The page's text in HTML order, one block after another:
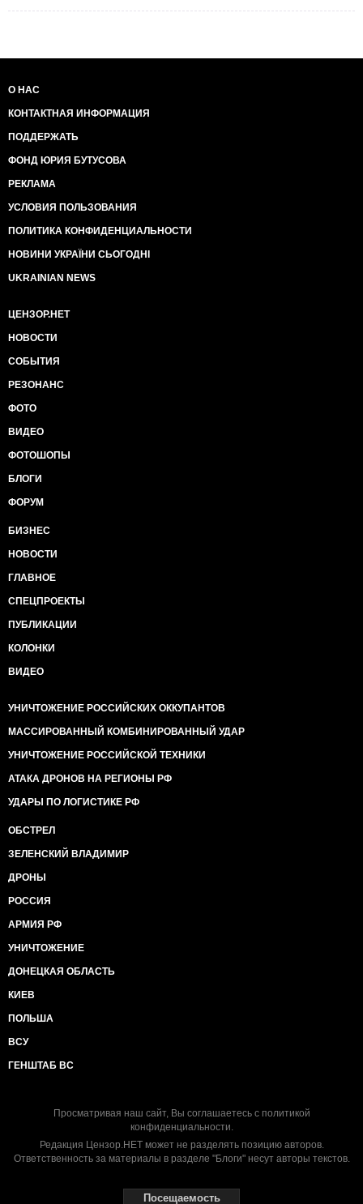
О НАС
КОНТАКТНАЯ ИНФОРМАЦИЯ
ПОДДЕРЖАТЬ
ФОНД ЮРИЯ БУТУСОВА
РЕКЛАМА
УСЛОВИЯ ПОЛЬЗОВАНИЯ
ПОЛИТИКА КОНФИДЕНЦИАЛЬНОСТИ
НОВИНИ УКРАЇНИ СЬОГОДНІ
UKRAINIAN NEWS
ЦЕНЗОР.НЕТ
НОВОСТИ
СОБЫТИЯ
РЕЗОНАНС
ФОТО
ВИДЕО
ФОТОШОПЫ
БЛОГИ
ФОРУМ
БИЗНЕС
НОВОСТИ
ГЛАВНОЕ
СПЕЦПРОЕКТЫ
ПУБЛИКАЦИИ
КОЛОНКИ
ВИДЕО
УНИЧТОЖЕНИЕ РОССИЙСКИХ ОККУПАНТОВ
МАССИРОВАННЫЙ КОМБИНИРОВАННЫЙ УДАР
УНИЧТОЖЕНИЕ РОССИЙСКОЙ ТЕХНИКИ
АТАКА ДРОНОВ НА РЕГИОНЫ РФ
УДАРЫ ПО ЛОГИСТИКЕ РФ
ОБСТРЕЛ
ЗЕЛЕНСКИЙ ВЛАДИМИР
ДРОНЫ
РОССИЯ
АРМИЯ РФ
УНИЧТОЖЕНИЕ
ДОНЕЦКАЯ ОБЛАСТЬ
КИЕВ
ПОЛЬША
ВСУ
ГЕНШТАБ ВС
Просматривая наш сайт, Вы соглашаетесь с политикой
конфиденциальности.
Редакция Цензор.НЕТ может не разделять позицию авторов.
Ответственность за материалы в разделе "Блоги" несут авторы текстов.
Посещаемость